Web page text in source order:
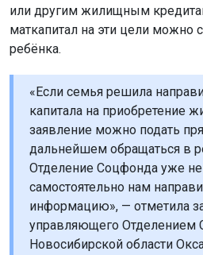
или другим жилищным
маткапитал на эти цели можно
ребёнка.
«Если семья решила
капитала на приобретение
заявление можно подать
дальнейшем обращаться в
Отделение Соцфонда уже
самостоятельно нам
информацию», — отметила
управляющего Отделением
Новосибирской области